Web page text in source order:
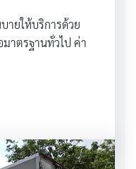
ายให้บริการด้วย
าตรฐานทั่วไป ค่า